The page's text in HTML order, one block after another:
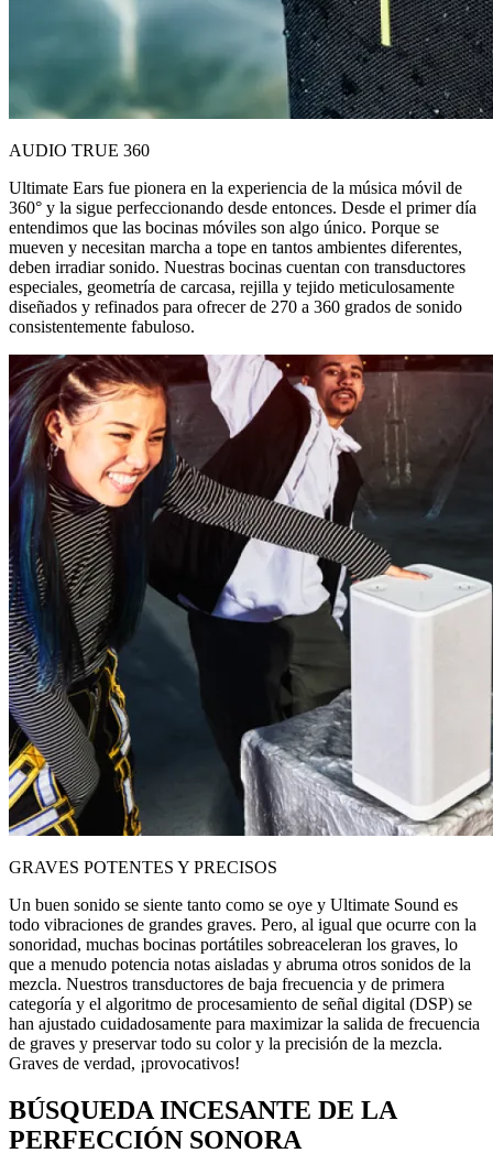
AUDIO TRUE 360
Ultimate Ears fue pionera en la experiencia de la música móvil de
360° y la sigue perfeccionando desde entonces. Desde el primer día
entendimos que las bocinas móviles son algo único. Porque se
mueven y necesitan marcha a tope en tantos ambientes diferentes,
deben irradiar sonido. Nuestras bocinas cuentan con transductores
especiales, geometría de carcasa, rejilla y tejido meticulosamente
diseñados y refinados para ofrecer de 270 a 360 grados de sonido
consistentemente fabuloso.
GRAVES POTENTES Y PRECISOS
Un buen sonido se siente tanto como se oye y Ultimate Sound es
todo vibraciones de grandes graves. Pero, al igual que ocurre con la
sonoridad, muchas bocinas portátiles sobreaceleran los graves, lo
que a menudo potencia notas aisladas y abruma otros sonidos de la
mezcla. Nuestros transductores de baja frecuencia y de primera
categoría y el algoritmo de procesamiento de señal digital (DSP) se
han ajustado cuidadosamente para maximizar la salida de frecuencia
de graves y preservar todo su color y la precisión de la mezcla.
Graves de verdad, ¡provocativos!
BÚSQUEDA INCESANTE DE LA
PERFECCIÓN SONORA